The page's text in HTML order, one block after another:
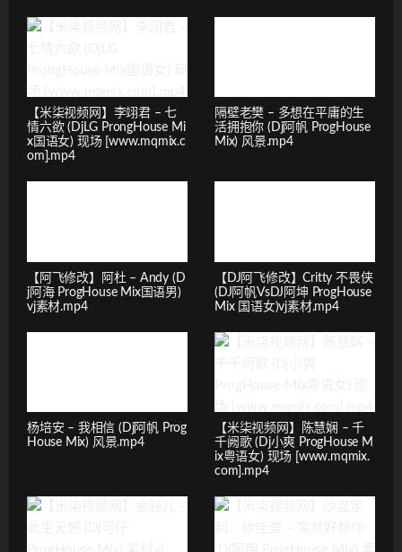
【米柒视频网】李翊君 – 七
情六欲 (DjLG ProngHouse Mi
x国语女) 现场 [www.mqmix.c
om].mp4
隔壁老樊 – 多想在平庸的生
活拥抱你 (Dj阿帆 ProgHouse
Mix) 风景.mp4
【阿飞修改】阿杜 – Andy (D
j阿海 ProgHouse Mix国语男)
vj素材.mp4
【DJ阿飞修改】Critty 不畏侠
(DJ阿帆VsDJ阿坤 ProgHouse
Mix 国语女)vj素材.mp4
杨培安 – 我相信 (Dj阿帆 Prog
House Mix) 风景.mp4
【米柒视频网】陈慧娴 – 千
千阙歌 (Dj小爽 ProgHouse M
ix粤语女) 现场 [www.mqmix.
com].mp4